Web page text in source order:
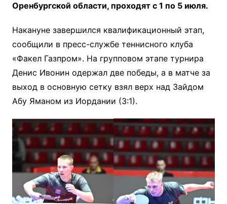
Оренбургской области, проходят с 1 по 5 июля.
Накануне завершился квалификационный этап,
сообщили в пресс-службе теннисного клуба
«Факел Газпром». На групповом этапе турнира
Денис Ивонин одержал две победы, а в матче за
выход в основную сетку взял верх над Зайдом
Абу Яманом из Иордании (3:1).